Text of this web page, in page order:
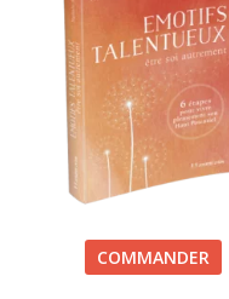
COMMANDER